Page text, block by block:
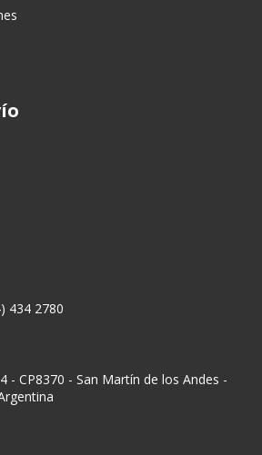
434 2780
- CP8370 - San Martín de los Andes -